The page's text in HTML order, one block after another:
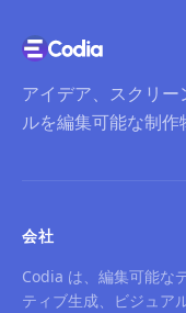
アイデア、スクリー
ルを編集可能な制作
会社
Codia は、編集可能な
ティブ生成、ビジュア